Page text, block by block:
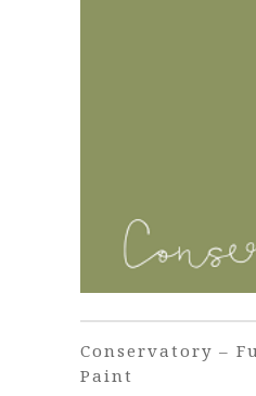
Conservatory –
Paint